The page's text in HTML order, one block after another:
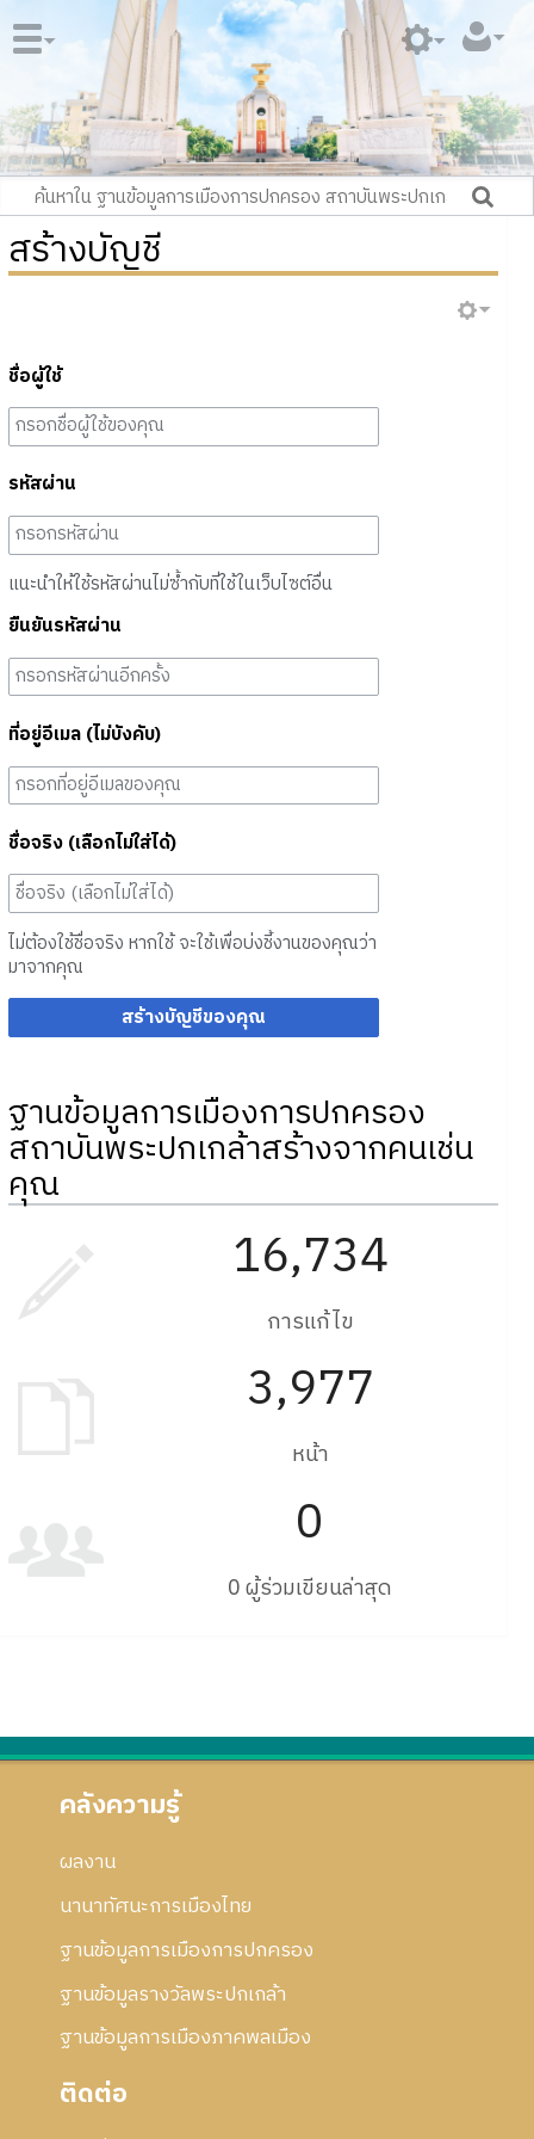
สร้างบัญชี
ชื่อผู้ใช้
รหัสผ่าน
แนะนำให้ใช้รหัสผ่านไม่ซ้ำกับที่ใช้ในเว็บไซต์อื่น
ยืนยันรหัสผ่าน
ที่อยู่อีเมล (ไม่บังคับ)
ชื่อจริง (เลือกไม่ใส่ได้)
ไม่ต้องใช้ชื่อจริง หากใช้ จะใช้เพื่อบ่งชี้งานของคุณว่า
มาจากคุณ
สร้างบัญชีของคุณ
ฐานข้อมูลการเมืองการปกครอง
สถาบันพระปกเกล้าสร้างจากคนเช่น
คุณ
16,734
การแก้ไข
3,977
หน้า
0
0 ผู้ร่วมเขียนล่าสุด
คลังความรู้
ผลงาน
นานาทัศนะการเมืองไทย
ฐานข้อมูลการเมืองการปกครอง
ฐานข้อมูลรางวัลพระปกเกล้า
ฐานข้อมูลการเมืองภาคพลเมือง
ติดต่อ